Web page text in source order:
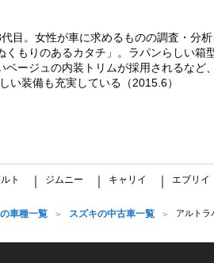
目。女性が車に求めるものの調査・分
もりのあるカタチ」。ラパンらしい
ージュの内装トリムが採用されるな
い装備も充実している（2015.6）
ト ジムニー キャリイ エブリイ
車種一覧 スズキの中古車一覧 アルトラ